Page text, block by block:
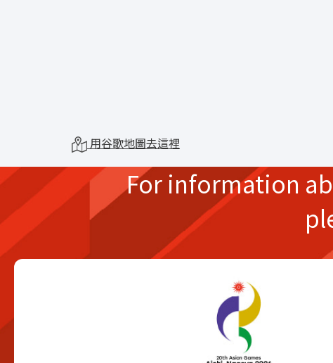
用谷歌地圖去這裡
For information